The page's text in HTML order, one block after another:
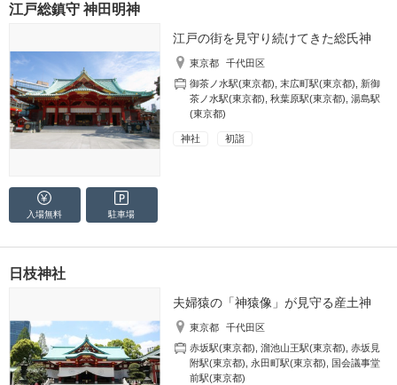
江戸総鎮守 神田明神
江戸の街を見守り続けてきた総氏神
東京都
千代田区
御茶ノ水駅(東京都) ,末広町駅(東京都)
新御
茶ノ水駅(東京都) ,秋葉原駅(東京都) ,湯島駅
(東京都)
神社 初詣
入場無料 駐車場
日枝神社
夫婦猿の「神猿像」が見守る産土神
東京都
千代田区
赤坂駅(東京都) ,溜池山王駅(東京都) ,赤坂見
附駅(東京都) ,永田町駅(東京都)
国会議事堂
前駅(東京都)